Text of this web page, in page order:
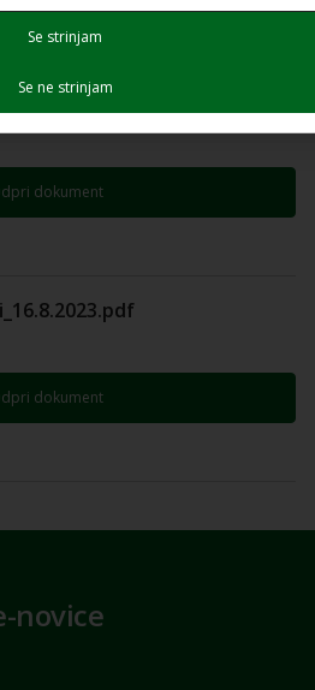
17.4.2023.pdf
Odpri dokument
Odpri dokument
novice
Se strinjam
Se ne strinjam